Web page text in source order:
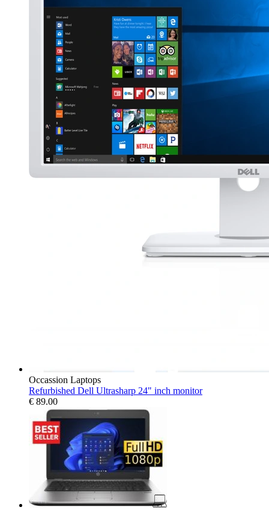
Occassion Laptops
Refurbished Dell Ultrasharp 24" inch monitor
€ 89.00